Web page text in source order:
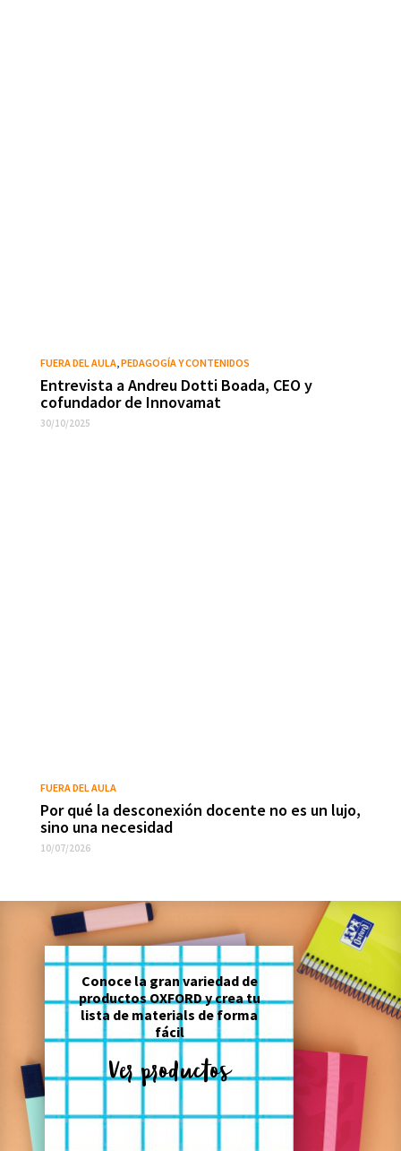
FUERA DEL AULA,PEDAGOGÍA Y CONTENIDOS
Entrevista a Andreu Dotti Boada, CEO y
cofundador de Innovamat
30/10/2025
FUERA DEL AULA
Por qué la desconexión docente no es un lujo,
sino una necesidad
10/07/2026
Conoce la gran variedad de
productos OXFORD y crea tu
lista de materials de forma
fácil
Ver productos